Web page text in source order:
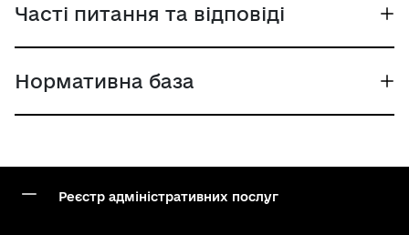
Часті питання та відповіді
Нормативна база
Реєстр адміністративних послуг